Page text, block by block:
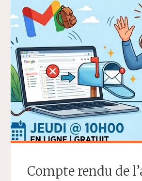
Compte rendu de